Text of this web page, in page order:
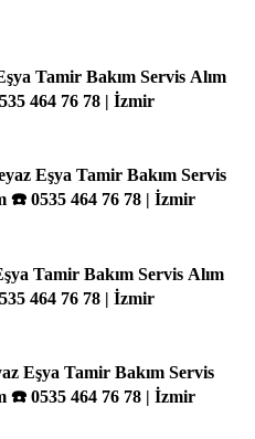
Tamir Bakım Servis Alım
464 76 78 | İzmir
Eşya Tamir Bakım Servis
☎️ 0535 464 76 78 | İzmir
Tamir Bakım Servis Alım
464 76 78 | İzmir
Eşya Tamir Bakım Servis
☎️ 0535 464 76 78 | İzmir